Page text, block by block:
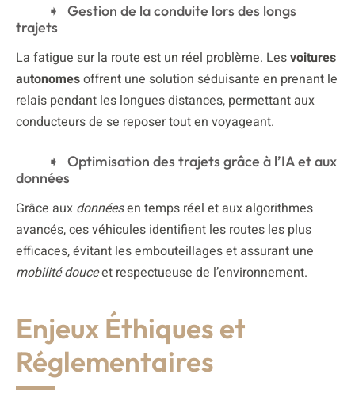
Gestion de la conduite lors des longs
trajets
La fatigue sur la route est un réel problème. Lesvoitures
autonomesoffrent une solution séduisante en prenant le
relais pendant les longues distances, permettant aux
conducteurs de se reposer tout en voyageant.
Optimisation des trajets grâce à l’IA et aux
données
Grâce aux donnéesen temps réel et aux algorithmes
avancés, ces véhicules identifient les routes les plus
efficaces, évitant les embouteillages et assurant une
mobilité douceet respectueuse de l’environnement.
Enjeux Éthiques et
Réglementaires